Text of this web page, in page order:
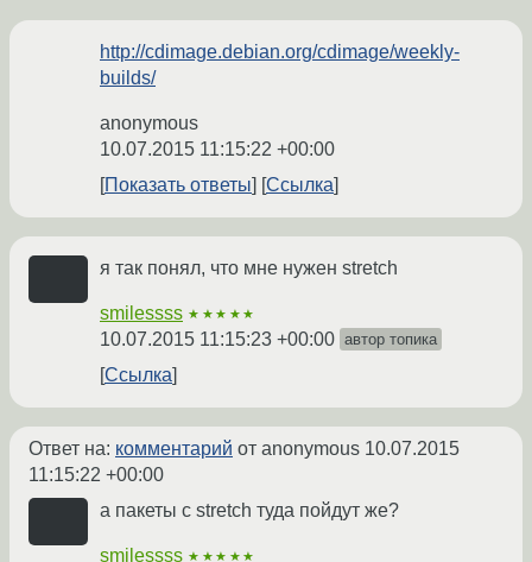
http://cdimage.debian.org/cdimage/weekly-
builds/
anonymous
10.07.2015 11:15:22 +00:00
Показать ответы
Ссылка
я так понял, что мне нужен stretch
smilessss ★★★★★
10.07.2015 11:15:23 +00:00 автор топика
Ссылка
Ответ на: комментарий от anonymous 10.07.2015
11:15:22 +00:00
а пакеты с stretch туда пойдут же?
smilessss ★★★★★